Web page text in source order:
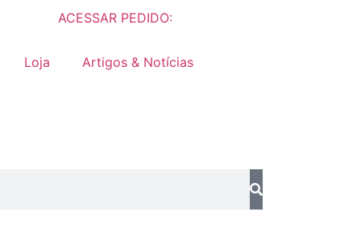
ACESSAR PEDIDO:
Loja Artigos & Notícias